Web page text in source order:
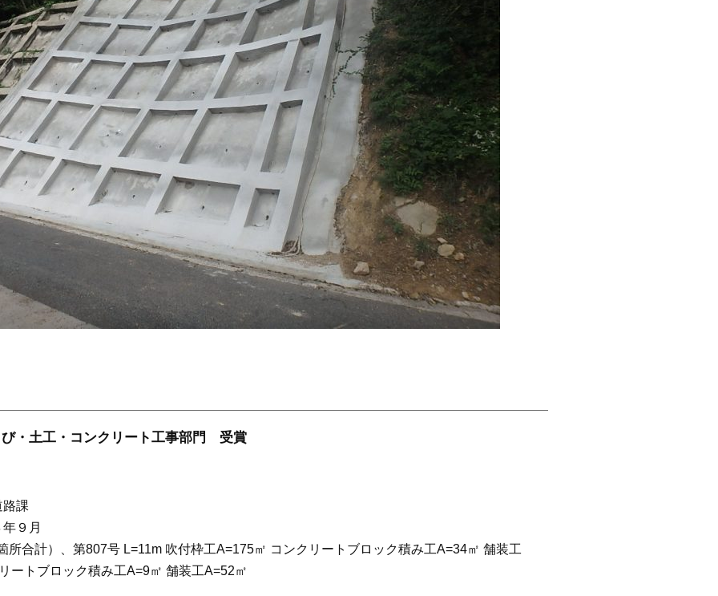
・土工・コンクリート工事部門 受賞
課
９月
所合計）、第807号 L=11m 吹付枠工A=175㎡ コンクリートブロック積み工A=34㎡ 舗装工
ートブロック積み工A=9㎡ 舗装工A=52㎡